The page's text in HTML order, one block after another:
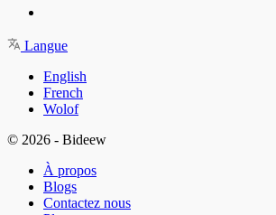
Langue
English
French
Wolof
© 2026 - Bideew
À propos
Blogs
Contactez nous